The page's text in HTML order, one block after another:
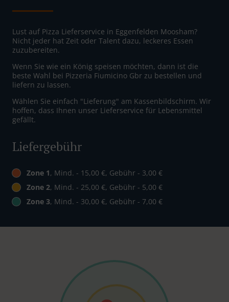
Lust auf Pizza Lieferservice in Eggenfelden Moosham?
Nicht jeder hat Zeit oder Talent dazu, leckeres Essen
zuzubereiten.
Wenn Sie wie ein König speisen möchten, dann ist die
beste Wahl bei Pizzeria Fiumicino Gbr zu bestellen und
liefern zu lassen.
Wählen Sie einfach "Lieferung" am Kassenbildschirm. Wir
hoffen, dass Ihnen unser Lieferservice für Lebensmittel
gefällt.
Liefergebühr
Zone 1, Mind. - 15,00 €, Gebühr - 3,00 €
Zone 2, Mind. - 25,00 €, Gebühr - 5,00 €
Zone 3, Mind. - 30,00 €, Gebühr - 7,00 €